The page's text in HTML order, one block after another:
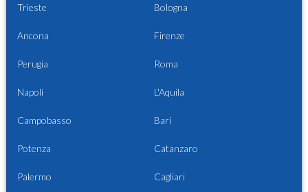
Trieste Bologna
Ancona Firenze
Perugia Roma
Napoli L'Aquila
Campobasso Bari
Potenza Catanzaro
Palermo Cagliari